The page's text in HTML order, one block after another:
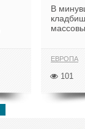
В
ЕВРОПА
101